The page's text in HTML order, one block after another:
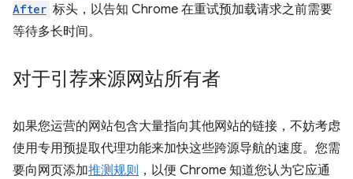
After 标头，以告知 Chrome 在重试预加载请求之前需要
等待多长时间。
对于引荐来源网站所有者
如果您运营的网站包含大量指向其他网站的链接，不妨考虑
使用专用预提取代理功能来加快这些跨源导航的速度。您需
要向网页添加推测规则 ，以便 Chrome 知道您认为它应通